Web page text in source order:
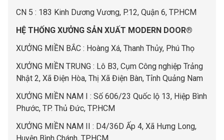
CN 5 : 183 Kinh Dương Vương, P.12, Quận 6, TP.HCM
HỆ THỐNG XƯỞNG SẢN XUẤT MODERN DOOR®
XƯỞNG MIỀN BẮC : Hoàng Xá, Thanh Thủy, Phú Thọ
XƯỞNG MIỀN TRUNG : Lô B3, Cụm Công nghiệp Trảng
Nhật 2, Xã Điện Hòa, Thị Xã Điện Bàn, Tỉnh Quảng Nam
XƯỞNG MIỀN NAM I : Số 606/23 Quốc lộ 13, Hiệp Bình
Phước, TP. Thủ Đức, TP.HCM
XƯỞNG MIỀN NAM II : D4/36D Ấp 4, Xã Hưng Long,